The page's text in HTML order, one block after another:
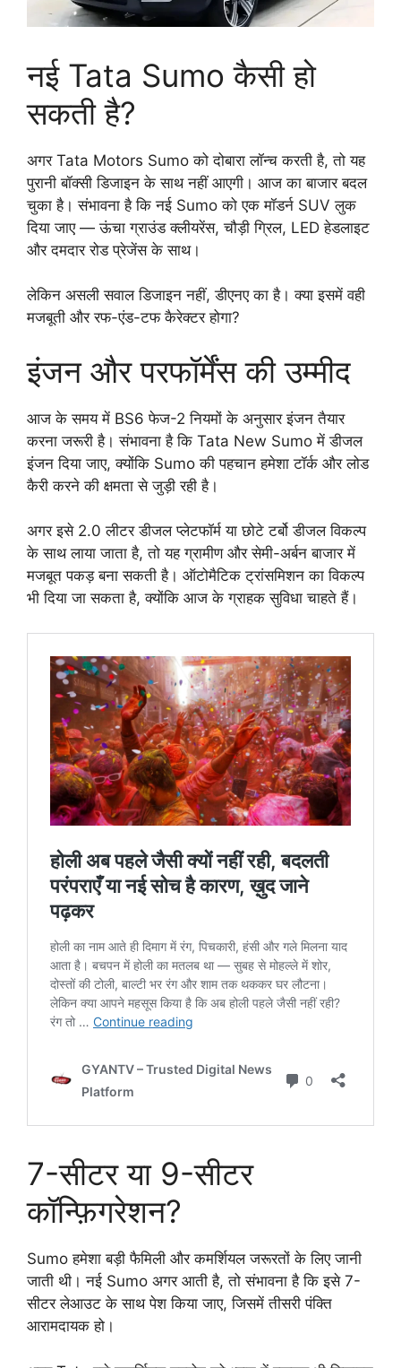
नई Tata Sumo कैसी हो
सकती है?
अगर Tata Motors Sumo को दोबारा लॉन्च करती है, तो यह
पुरानी बॉक्सी डिजाइन के साथ नहीं आएगी। आज का बाजार बदल
चुका है। संभावना है कि नई Sumo को एक मॉडर्न SUV लुक
दिया जाए — ऊंचा ग्राउंड क्लीयरेंस, चौड़ी ग्रिल, LED हेडलाइट
और दमदार रोड प्रेजेंस के साथ।
लेकिन असली सवाल डिजाइन नहीं, डीएनए का है। क्या इसमें वही
मजबूती और रफ-एंड-टफ कैरेक्टर होगा?
इंजन और परफॉर्मेंस की उम्मीद
आज के समय में BS6 फेज-2 नियमों के अनुसार इंजन तैयार
करना जरूरी है। संभावना है कि Tata New Sumo में डीजल
इंजन दिया जाए, क्योंकि Sumo की पहचान हमेशा टॉर्क और लोड
कैरी करने की क्षमता से जुड़ी रही है।
अगर इसे 2.0 लीटर डीजल प्लेटफॉर्म या छोटे टर्बो डीजल विकल्प
के साथ लाया जाता है, तो यह ग्रामीण और सेमी-अर्बन बाजार में
मजबूत पकड़ बना सकती है। ऑटोमैटिक ट्रांसमिशन का विकल्प
भी दिया जा सकता है, क्योंकि आज के ग्राहक सुविधा चाहते हैं।
7-सीटर या 9-सीटर
कॉन्फ़िगरेशन?
Sumo हमेशा बड़ी फैमिली और कमर्शियल जरूरतों के लिए जानी
जाती थी। नई Sumo अगर आती है, तो संभावना है कि इसे 7-
सीटर लेआउट के साथ पेश किया जाए, जिसमें तीसरी पंक्ति
आरामदायक हो।